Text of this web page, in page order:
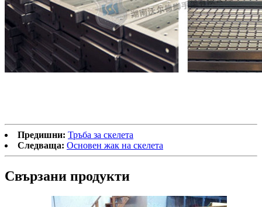
Предишни: Тръба за скелета
Следваща: Основен жак на скелета
Свързани продукти